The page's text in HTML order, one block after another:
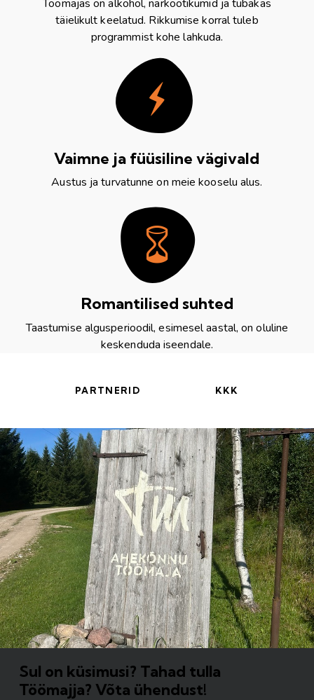
Töömajas on alkohol, narkootikumid ja tubakas
täielikult keelatud. Rikkumise korral tuleb
programmist kohe lahkuda.
Vaimne ja füüsiline vägivald
Austus ja turvatunne on meie kooselu alus.
Romantilised suhted
Taastumise algusperioodil, esimesel aastal, on oluline
keskenduda iseendale.
PARTNERID KKK
Sul on küsimusi? Tahad tulla
Töömajja? Võta ühendust!